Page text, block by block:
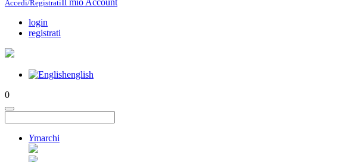
Accedi/Registrati
login
registrati
english
0
Ymarchi